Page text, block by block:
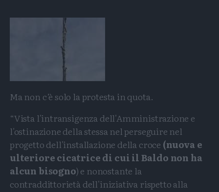
Ma non c’è solo la protesta in quota.
“Vista l'intransigenza dell'Amministrazione e
l'ostinazione della stessa nel perseguire nel
progetto dell'installazione della croce (nuova e
ulteriore cicatrice di cui il Baldo non ha
alcun bisogno) e nonostante la
contraddittorietà dell'iniziativa rispetto alla